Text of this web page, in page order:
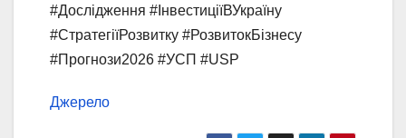
#Дослідження #ІнвестиціїВУкраїну
#СтратегіїРозвитку #РозвитокБізнесу
#Прогнози2026 #УСП #USP
Джерело